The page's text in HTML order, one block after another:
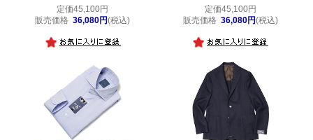
定価45,100円
販売価格 36,080円(税込)
定価45,100円
販売価格 36,080円(税込)